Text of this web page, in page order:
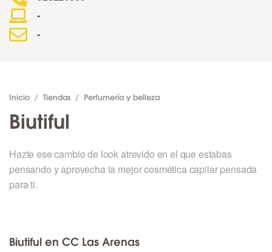
-
-
Inicio / Tiendas / Perfumería y belleza
Biutiful
Hazte ese cambio de look atrevido en el que estabas
pensando y aprovecha la mejor cosmética capilar pensada
para ti.
Biutiful en CC Las Arenas